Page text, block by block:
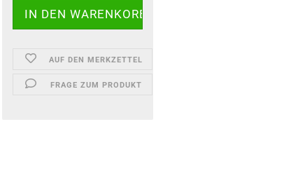
AUF DEN MERKZETTEL
FRAGE ZUM PRODUKT